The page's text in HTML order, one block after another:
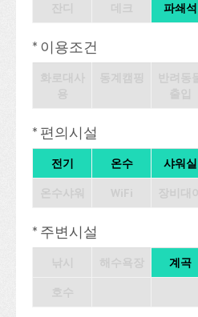
파쇄석
* 이용조건
* 편의시설
전기 온수 샤워실
* 주변시설
계곡